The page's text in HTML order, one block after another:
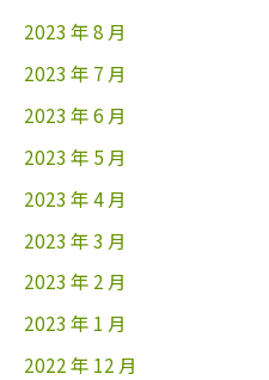
2023 年 8 月
2023 年 7 月
2023 年 6 月
2023 年 5 月
2023 年 4 月
2023 年 3 月
2023 年 2 月
2023 年 1 月
2022 年 12 月